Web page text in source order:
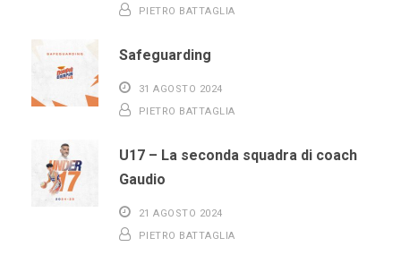
PIETRO BATTAGLIA
Safeguarding
31 AGOSTO 2024
PIETRO BATTAGLIA
U17 – La seconda squadra di coach
Gaudio
21 AGOSTO 2024
PIETRO BATTAGLIA